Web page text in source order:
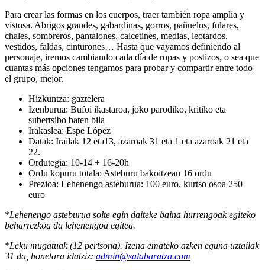
Para crear las formas en los cuerpos, traer también ropa amplia y
vistosa. Abrigos grandes, gabardinas, gorros, pañuelos, fulares,
chales, sombreros, pantalones, calcetines, medias, leotardos,
vestidos, faldas, cinturones… Hasta que vayamos definiendo al
personaje, iremos cambiando cada día de ropas y postizos, o sea que
cuantas más opciones tengamos para probar y compartir entre todo
el grupo, mejor.
Hizkuntza: gaztelera
Izenburua: Bufoi ikastaroa, joko parodiko, kritiko eta
subertsibo baten bila
Irakaslea: Espe López
Datak: Irailak 12 eta13, azaroak 31 eta 1 eta azaroak 21 eta
22.
Ordutegia: 10-14 + 16-20h
Ordu kopuru totala: Asteburu bakoitzean 16 ordu
Prezioa: Lehenengo asteburua: 100 euro, kurtso osoa 250
euro
*Lehenengo asteburua solte egin daiteke baina hurrengoak egiteko
beharrezkoa da lehenengoa egitea.
*Leku mugatuak (12 pertsona). Izena emateko azken eguna uztailak
31 da, honetara idatziz: admin@salabaratza.com